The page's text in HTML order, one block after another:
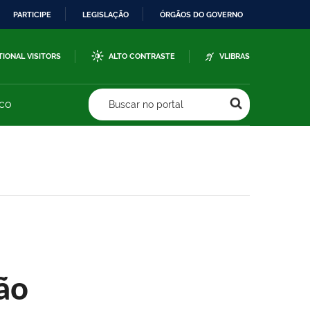
PARTICIPE LEGISLAÇÃO ÓRGÃOS DO GOVERNO
VISITORS ALTO CONTRASTE VLIBRAS
Buscar no portal